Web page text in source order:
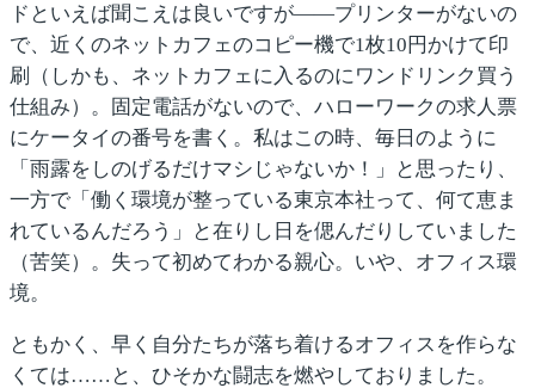
ドといえば聞こえは良いですが――プリンターがないの
で、近くのネットカフェのコピー機で1枚10円かけて印
刷（しかも、ネットカフェに入るのにワンドリンク買う
仕組み）。固定電話がないので、ハローワークの求人票
にケータイの番号を書く。私はこの時、毎日のように
「雨露をしのげるだけマシじゃないか！」と思ったり、
一方で「働く環境が整っている東京本社って、何て恵ま
れているんだろう」と在りし日を偲んだりしていました
（苦笑）。失って初めてわかる親心。いや、オフィス環
境。
ともかく、早く自分たちが落ち着けるオフィスを作らな
くては……と、ひそかな闘志を燃やしておりました。